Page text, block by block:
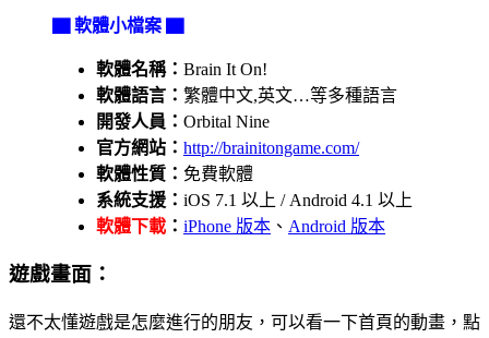
▇ 軟體小檔案 ▇
軟體名稱： Brain It On!
軟體語言： 繁體中文,英文…等多種語言
開發人員： Orbital Nine
官方網站： http://brainitongame.com/
軟體性質： 免費軟體
系統支援： iOS 7.1 以上 / Android 4.1 以上
軟體下載 ： iPhone 版本 、 Android 版本
遊戲畫面：
還不太懂遊戲是怎麼進行的朋友，可以看一下首頁的動畫，點